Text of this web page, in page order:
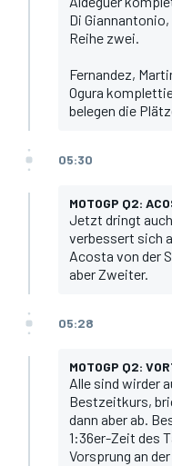
Di
Reihe zwei.
Fernandez,
Ogura
belegen die
05:30
MOTOGP Q2:
Jetzt dringt auch
verbessert sich
Acosta von der
aber Zweiter.
05:28
MOTOGP Q2:
Alle sind wirder
Bestzeitkurs,
dann aber ab.
1:36er-Zeit des
Vorsprung an